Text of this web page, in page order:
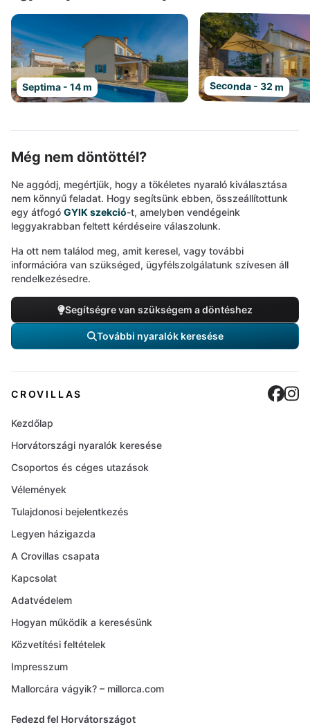
Septima - 14 m Seconda - 32 m
Még nem döntöttél?
Ne aggódj, megértjük, hogy a tökéletes nyaraló kiválasztása
nem könnyű feladat. Hogy segítsünk ebben, összeállítottunk
egy átfogó GYIK szekció-t, amelyben vendégeink
leggyakrabban feltett kérdéseire válaszolunk.
Ha ott nem találod meg, amit keresel, vagy további
információra van szükséged, ügyfélszolgálatunk szívesen áll
rendelkezésedre.
Segítségre van szükségem a döntéshez
További nyaralók keresése
CROVILLAS
Kezdőlap
Horvátországi nyaralók keresése
Csoportos és céges utazások
Vélemények
Tulajdonosi bejelentkezés
Legyen házigazda
A Crovillas csapata
Kapcsolat
Adatvédelem
Hogyan működik a keresésünk
Közvetítési feltételek
Impresszum
Mallorcára vágyik? – millorca.com
Fedezd fel Horvátországot